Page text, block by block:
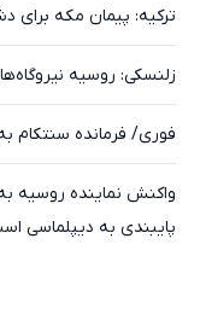
ترکیه: پیمان مکه برای
زلنسکی: روسیه
فوری/ فرمانده سنتکام
واکنش نماینده روسیه
پایبندی به دیپلماسی